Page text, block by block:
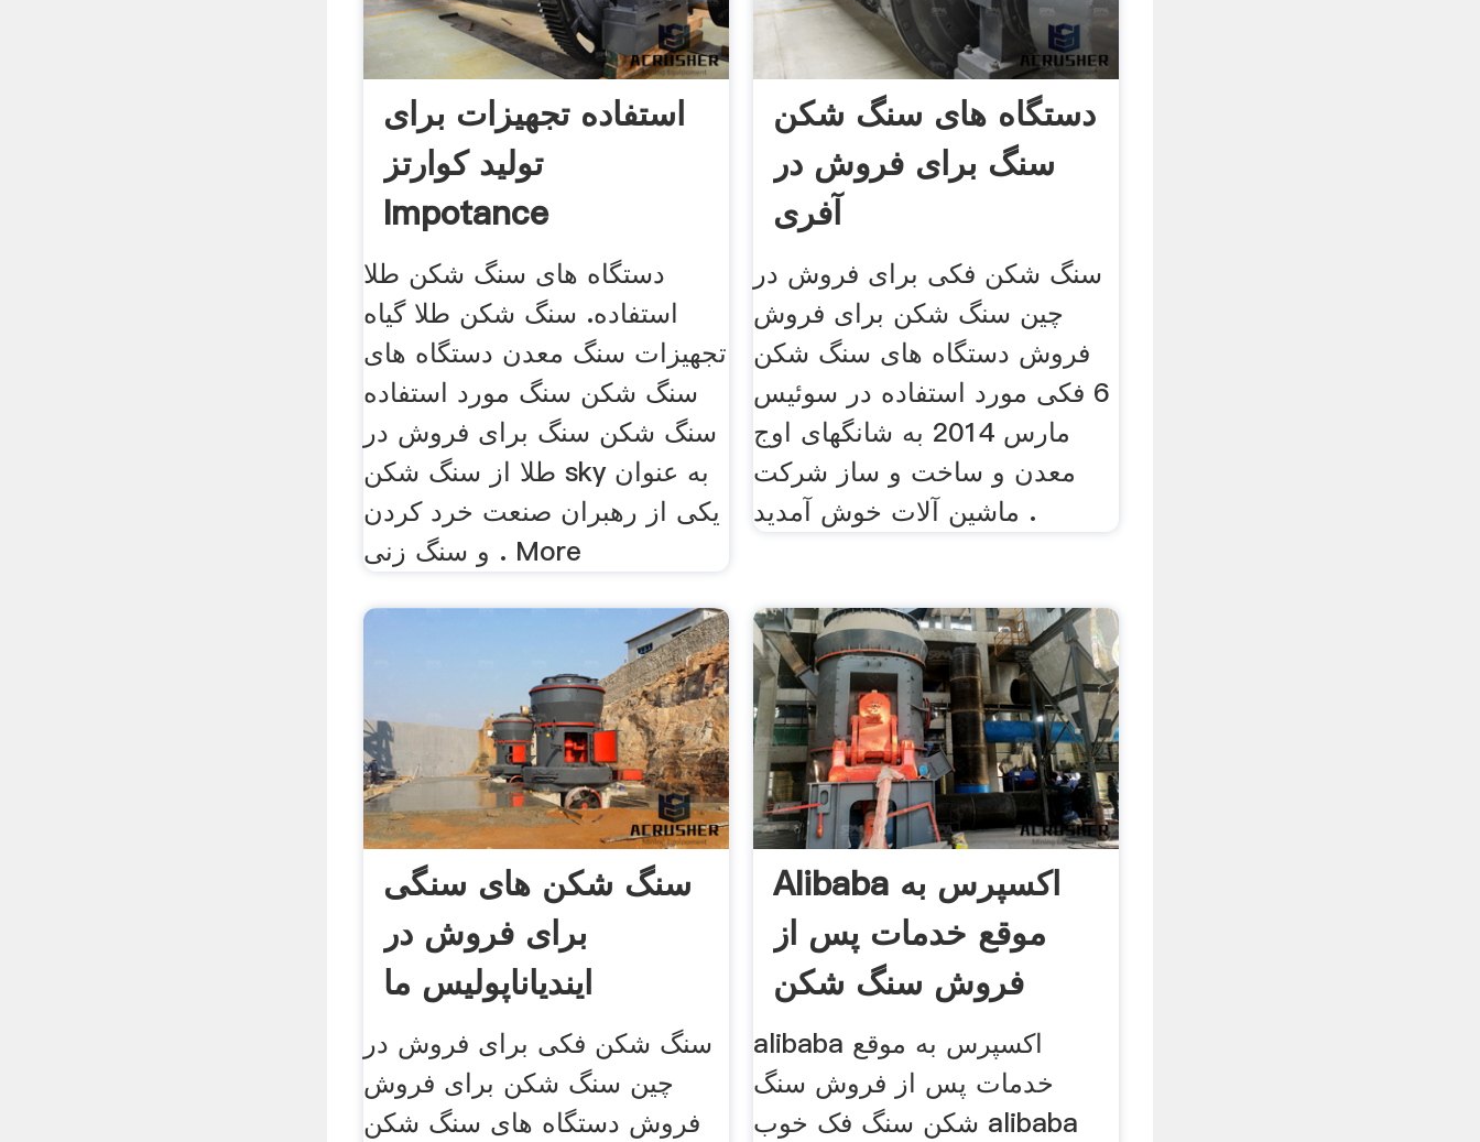
استفاده تجهیزات برای
تولید کوارتز
Impotance
دستگاه های سنگ شکن طلا
استفاده. سنگ شکن طلا گیاه
تجهیزات سنگ معدن دستگاه های
سنگ شکن سنگ مورد استفاده
سنگ شکن سنگ برای فروش در
طلا از سنگ شکن sky به عنوان
یکی از رهبران صنعت خرد کردن
و سنگ زنی . More
دستگاه های سنگ شکن
سنگ برای فروش در
آفری
سنگ شکن فکی برای فروش در
چین سنگ شکن برای فروش
‫فروش دستگاه های سنگ شکن
فکی مورد استفاده در سوئیس‬‎ 6
مارس 2014 به شانگهای اوج
معدن و ساخت و ساز شرکت
ماشین آلات خوش آمدید .
سنگ شکن های سنگی
برای فروش در
ایندیاناپولیس ما
سنگ شکن فکی برای فروش در
چین سنگ شکن برای فروش
‫فروش دستگاه های سنگ شکن
Alibaba اکسپرس به
موقع خدمات پس از
فروش سنگ شکن
سنگ فک خوب
alibaba اکسپرس به موقع
خدمات پس از فروش سنگ
شکن سنگ فک خوب alibaba